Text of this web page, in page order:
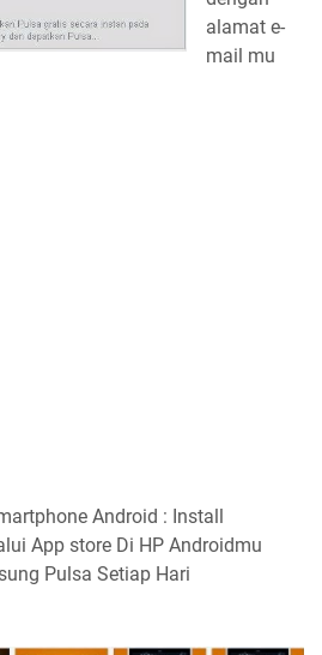
alamat e-
mail mu
Android : Install
App store Di HP Androidmu
Pulsa Setiap Hari